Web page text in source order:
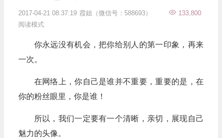
2017-04-21 08:37:19 霞姐（微信号：588693）
133,800
阅读模式
你永远没有机会，把你给别人的第一印象，再来
一次。
在网络上，你自己是谁并不重要，重要的是，在
你的粉丝眼里，你是谁！
所以，我们一定要有一个清晰，亲切，展现自己
魅力的头像。